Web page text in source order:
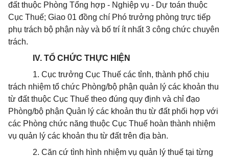
đất thuộc Phòng Tổng hợp - Nghiệp vụ - Dự toán thuộc
Cục Thuế; Giao 01 đồng chí Phó trưởng phòng trực tiếp
phụ trách bộ phận này và bố trí ít nhất 3 công chức chuyên
trách.
IV. TỔ CHỨC THỰC HIỆN
1. Cục trưởng Cục Thuế các tỉnh, thành phố chịu
trách nhiệm tổ chức Phòng/bộ phận quản lý các khoản thu
từ đất thuộc Cục Thuế theo đúng quy định và chỉ đạo
Phòng/bộ phận Quản lý các khoản thu từ đất phối hợp với
các Phòng chức năng thuộc Cục Thuế hoàn thành nhiệm
vụ quản lý các khoản thu từ đất trên địa bàn.
2. Căn cứ tình hình nhiệm vụ quản lý thuế tại từng